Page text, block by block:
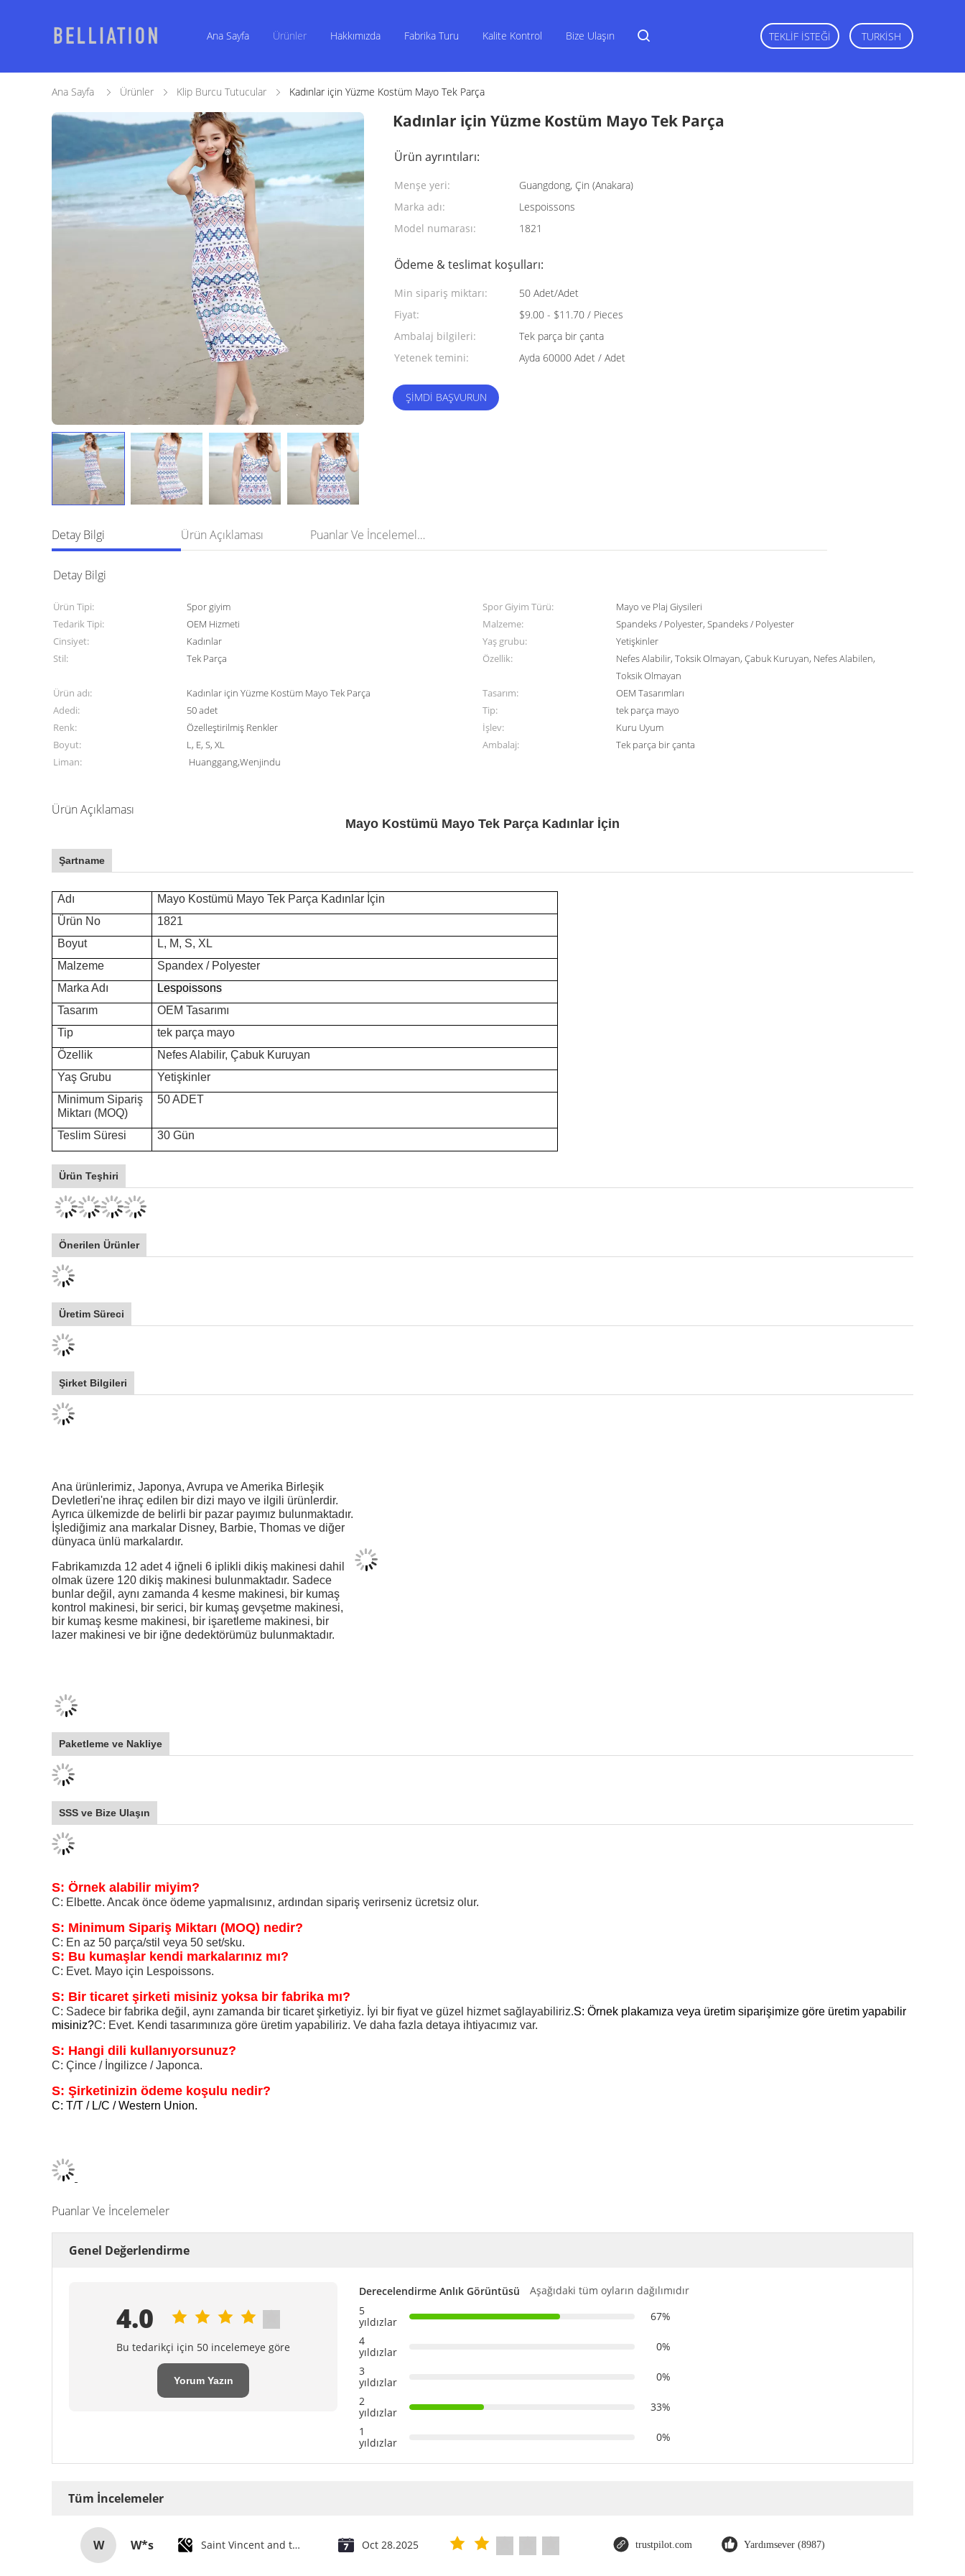
Ana Sayfa Ürünler Hakkımızda Fabrika Turu Kalite Kontrol Bize Ulaşın TEKLIF ISTEĞI TURKISH
Ana Sayfa Ürünler Klip Burcu Tutucular Kadınlar için Yüzme Kostüm Mayo Tek Parça
Kadınlar için Yüzme Kostüm Mayo Tek Parça
Ürün ayrıntıları:
Menşe yeri:
Guangdong, Çin (Anakara)
Marka adı:
Lespoissons
Model numarası:
1821
Ödeme & teslimat koşulları:
Min sipariş miktarı:
50 Adet/Adet
Fiyat:
$9.00 - $11.70 / Pieces
Ambalaj bilgileri:
Tek parça bir çanta
Yetenek temini:
Ayda 60000 Adet / Adet
ŞIMDI BAŞVURUN
Detay Bilgi Ürün Açıklaması Puanlar Ve İncelemeler
Detay Bilgi
Ürün Tipi: Spor giyim Spor Giyim Türü:
Mayo ve Plaj Giysileri
Tedarik Tipi:
OEM Hizmeti Malzeme:
Spandeks / Polyester, Spandeks / Polyester
Cinsiyet:
Kadınlar Yaş grubu:
Yetişkinler
Stil:
Tek Parça Özellik:
Nefes Alabilir, Toksik Olmayan, Çabuk Kuruyan, Nefes Alabilen,
Toksik Olmayan
Ürün adı:
Kadınlar için Yüzme Kostüm Mayo Tek Parça Tasarım:
OEM Tasarımları
Adedi:
50 adet Tip:
tek parça mayo
Renk:
Özelleştirilmiş Renkler İşlev:
Kuru Uyum
Boyut:
L, E, S, XL Ambalaj:
Tek parça bir çanta
Liman:
Huanggang,Wenjindu
Ürün Açıklaması
Mayo Kostümü Mayo Tek Parça Kadınlar İçin
Şartname
Adı
Mayo Kostümü Mayo Tek Parça Kadınlar İçin
Ürün No
1821
Boyut
L, M, S, XL
Malzeme
Spandex / Polyester
Marka Adı
Lespoissons
Tasarım
OEM Tasarımı
Tip
tek parça mayo
Özellik
Nefes Alabilir, Çabuk Kuruyan
Yaş Grubu
Yetişkinler
Minimum Sipariş
Miktarı (MOQ)
50 ADET
Teslim Süresi 30 Gün
Ürün Teşhiri
Önerilen Ürünler
Üretim Süreci
Şirket Bilgileri
Ana ürünlerimiz, Japonya, Avrupa ve Amerika Birleşik
Devletleri'ne ihraç edilen bir dizi mayo ve ilgili ürünlerdir.
Ayrıca ülkemizde de belirli bir pazar payımız bulunmaktadır.
İşlediğimiz ana markalar Disney, Barbie, Thomas ve diğer
dünyaca ünlü markalardır.
Fabrikamızda 12 adet 4 iğneli 6 iplikli dikiş makinesi dahil
olmak üzere 120 dikiş makinesi bulunmaktadır. Sadece
bunlar değil, aynı zamanda 4 kesme makinesi, bir kumaş
kontrol makinesi, bir serici, bir kumaş gevşetme makinesi,
bir kumaş kesme makinesi, bir işaretleme makinesi, bir
lazer makinesi ve bir iğne dedektörümüz bulunmaktadır.
Paketleme ve Nakliye
SSS ve Bize Ulaşın
S: Örnek alabilir miyim?
C: Elbette. Ancak önce ödeme yapmalısınız, ardından sipariş verirseniz ücretsiz olur.
S: Minimum Sipariş Miktarı (MOQ) nedir?
C: En az 50 parça/stil veya 50 set/sku.
S: Bu kumaşlar kendi markalarınız mı?
C: Evet. Mayo için Lespoissons.
S: Bir ticaret şirketi misiniz yoksa bir fabrika mı?
C: Sadece bir fabrika değil, aynı zamanda bir ticaret şirketiyiz. İyi bir fiyat ve güzel hizmet sağlayabiliriz.S: Örnek plakamıza veya üretim siparişimize göre üretim yapabilir
misiniz?C: Evet. Kendi tasarımınıza göre üretim yapabiliriz. Ve daha fazla detaya ihtiyacımız var.
S: Hangi dili kullanıyorsunuz?
C: Çince / İngilizce / Japonca.
S: Şirketinizin ödeme koşulu nedir?
C: T/T / L/C / Western Union.
Puanlar Ve İncelemeler
Genel Değerlendirme
4.0
Bu tedarikçi için 50 incelemeye göre
Yorum Yazın
Derecelendirme Anlık Görüntüsü
Aşağıdaki tüm oyların dağılımıdır
5
yıldızlar
67%
4
yıldızlar
0%
3
yıldızlar
0%
2
yıldızlar
33%
1
yıldızlar
0%
Tüm İncelemeler
W W*s Saint Vincent and the Grenadines Oct 28.2025 trustpilot.com Yardımsever (8987)